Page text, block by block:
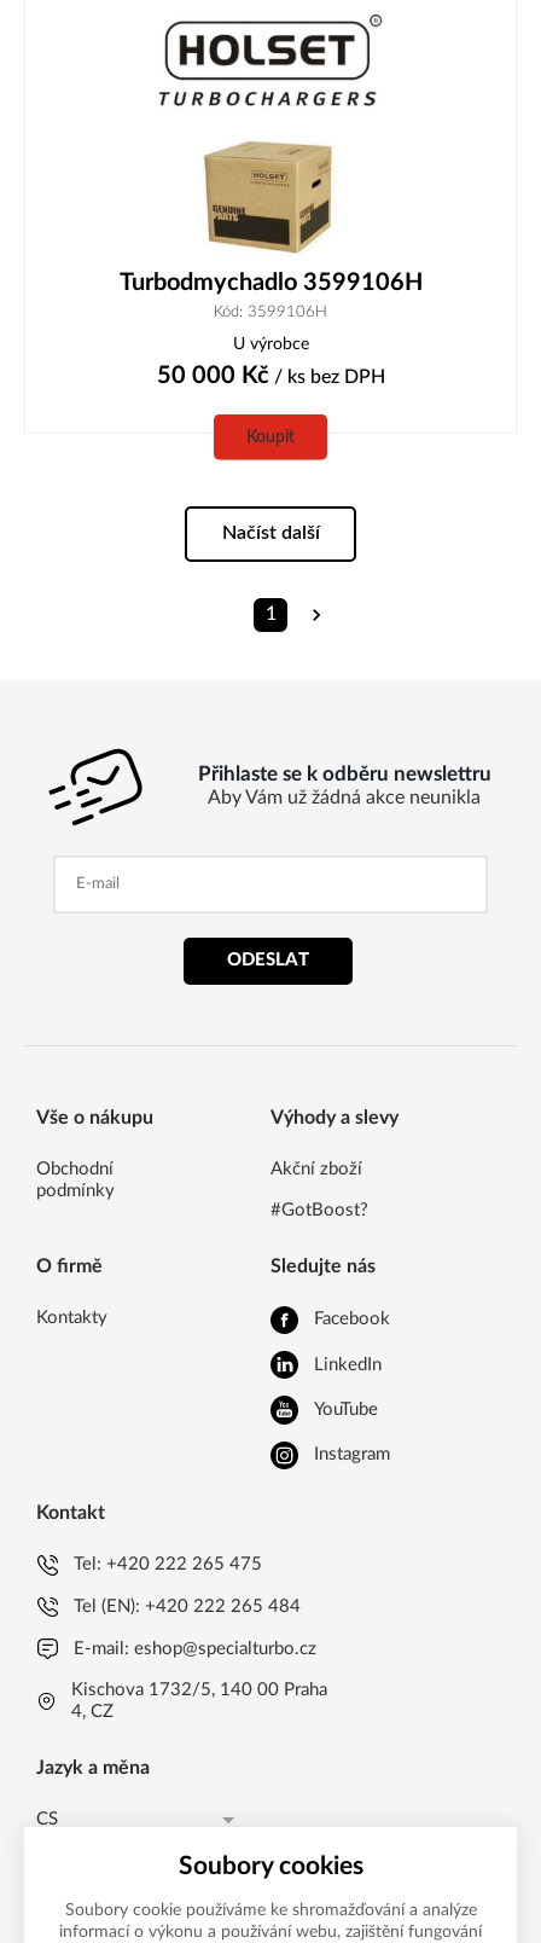
Turbodmychadlo 3599106H
Kód: 3599106H
U výrobce
50 000 Kč/ ks bez DPH
Koupit
Načíst další
1
Přihlaste se k odběru newslettru
Aby Vám už žádná akce neunikla
ODESLAT
Vše o nákupu
Obchodní
podmínky
Výhody a slevy
Akční zboží
#GotBoost?
O firmě
Kontakty
Sledujte nás
Facebook
LinkedIn
YouTube
Instagram
Kontakt
Tel:+420 222 265 475
Tel (EN):+420 222 265 484
E-mail:eshop@specialturbo.cz
Kischova 1732/5, 140 00 Praha
4, CZ
Jazyk a měna
CS
EN
Česká koruna CZK (Kč)
Česká koruna CZK (Kč)
Soubory cookies
Soubory cookie používáme ke shromažďování a analýze
informací o výkonu a používání webu, zajištění fungování